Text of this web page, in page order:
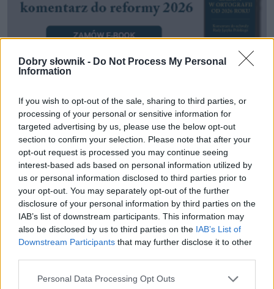
Dobry słownik - Do Not Process My Personal
Information
If you wish to opt-out of the sale, sharing to third parties, or
processing of your personal or sensitive information for
targeted advertising by us, please use the below opt-out
section to confirm your selection. Please note that after your
opt-out request is processed you may continue seeing
interest-based ads based on personal information utilized by
us or personal information disclosed to third parties prior to
your opt-out. You may separately opt-out of the further
disclosure of your personal information by third parties on the
IAB’s list of downstream participants. This information may
also be disclosed by us to third parties on the IAB’s List of
Downstream Participants that may further disclose it to other
Please note that this website/app uses one or more Google
Personal Data Processing Opt Outs
Pozostały wątpliwości? Brakuje czegoś w haśle?
Zobacz, co zyskują abonenci Dobrego słownika.
SPRAWDŹ
Często sprawdzane
Odmiana: saniamiczysańmi
Buty od Prady, czyliodz nazwą firmy, projektanta itp.